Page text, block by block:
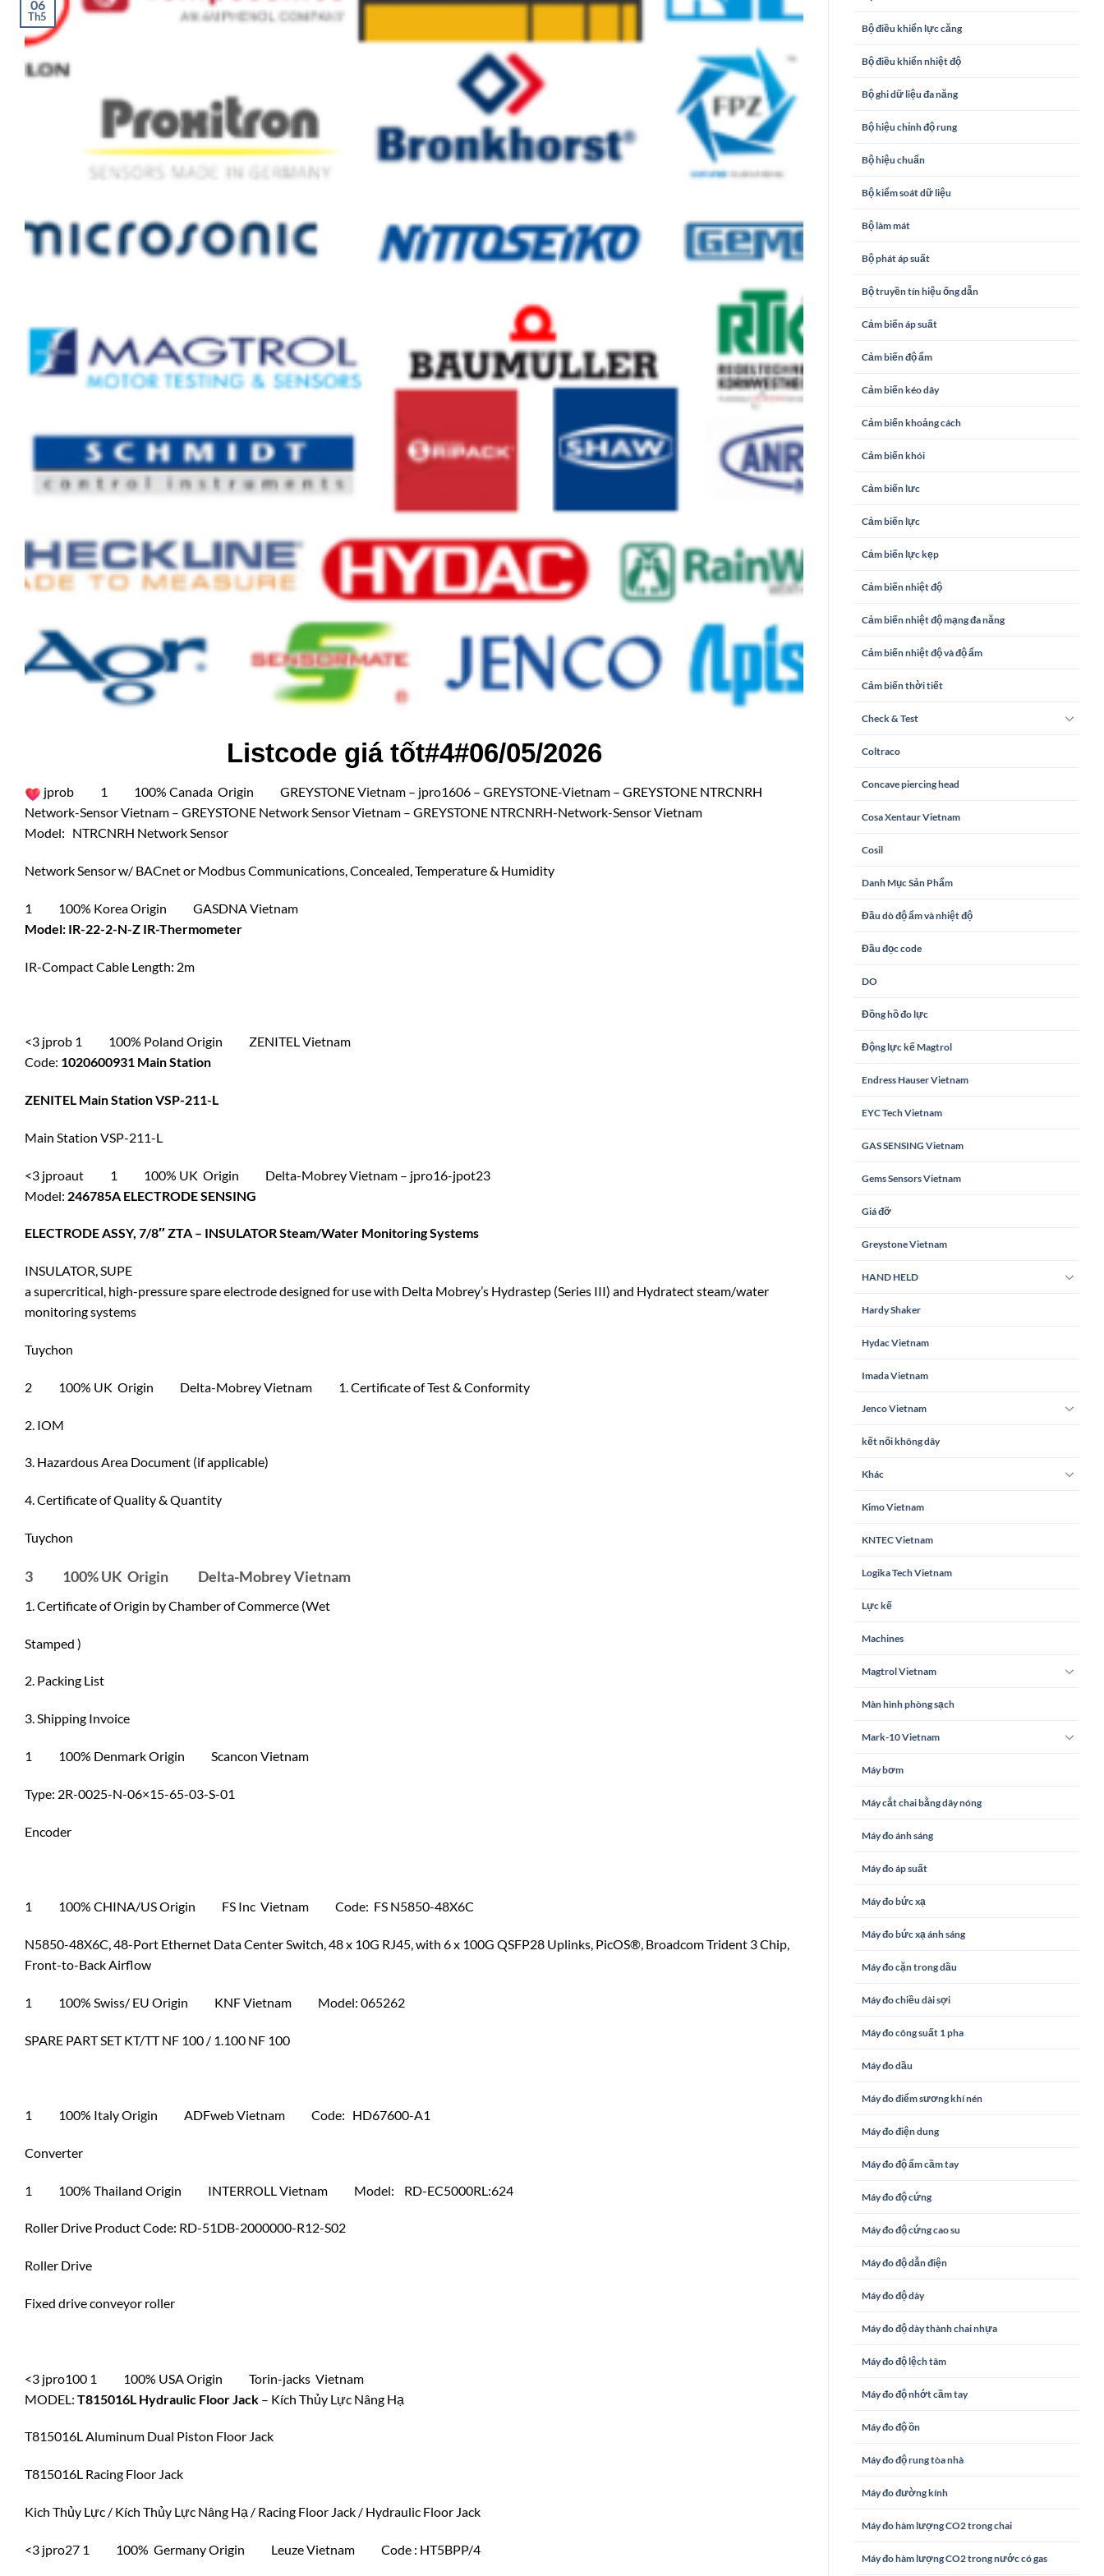
06
Th5
Listcode giá tốt#4#06/05/2026
jprob 1 100% Canada Origin GREYSTONE Vietnam – jpro1606 – GREYSTONE-Vietnam – GREYSTONE NTRCNRH
Network-Sensor Vietnam – GREYSTONE Network Sensor Vietnam – GREYSTONE NTRCNRH-Network-Sensor Vietnam
Model: NTRCNRH Network Sensor
Network Sensor w/ BACnet or Modbus Communications, Concealed, Temperature & Humidity
1 100% Korea Origin GASDNA Vietnam
Model: IR-22-2-N-Z IR-Thermometer
IR-Compact Cable Length: 2m
<3 jprob 1 100% Poland Origin ZENITEL Vietnam
Code: 1020600931 Main Station
ZENITEL Main Station VSP-211-L
Main Station VSP-211-L
<3 jproaut 1 100% UK Origin Delta-Mobrey Vietnam – jpro16-jpot23
Model: 246785A ELECTRODE SENSING
ELECTRODE ASSY, 7/8″ ZTA – INSULATOR Steam/Water Monitoring Systems
INSULATOR, SUPE
a supercritical, high-pressure spare electrode designed for use with Delta Mobrey’s Hydrastep (Series III) and Hydratect steam/water
monitoring systems
Tuychon
2 100% UK Origin Delta-Mobrey Vietnam 1. Certificate of Test & Conformity
2. IOM
3. Hazardous Area Document (if applicable)
4. Certificate of Quality & Quantity
Tuychon
3 100% UK Origin Delta-Mobrey Vietnam
1. Certificate of Origin by Chamber of Commerce (Wet
Stamped )
2. Packing List
3. Shipping Invoice
1 100% Denmark Origin Scancon Vietnam
Type: 2R-0025-N-06×15-65-03-S-01
Encoder
1 100% CHINA/US Origin FS Inc Vietnam Code: FS N5850-48X6C
N5850-48X6C, 48-Port Ethernet Data Center Switch, 48 x 10G RJ45, with 6 x 100G QSFP28 Uplinks, PicOS®, Broadcom Trident 3 Chip,
Front-to-Back Airflow
1 100% Swiss/ EU Origin KNF Vietnam Model: 065262
SPARE PART SET KT/TT NF 100 / 1.100 NF 100
1 100% Italy Origin ADFweb Vietnam Code: HD67600-A1
Converter
1 100% Thailand Origin INTERROLL Vietnam Model: RD-EC5000RL:624
Roller Drive Product Code: RD-51DB-2000000-R12-S02
Roller Drive
Fixed drive conveyor roller
<3 jpro100 1 100% USA Origin Torin-jacks Vietnam
MODEL: T815016L Hydraulic Floor Jack – Kích Thủy Lực Nâng Hạ
T815016L Aluminum Dual Piston Floor Jack
T815016L Racing Floor Jack
Kich Thủy Lực / Kích Thủy Lực Nâng Hạ / Racing Floor Jack / Hydraulic Floor Jack
<3 jpro27 1 100% Germany Origin Leuze Vietnam Code : HT5BPP/4
Bộ điều khiển lực căng
Bộ điều khiển nhiệt độ
Bộ ghi dữ liệu đa năng
Bộ hiệu chỉnh độ rung
Bộ hiệu chuẩn
Bộ kiểm soát dữ liệu
Bộ làm mát
Bộ phát áp suất
Bộ truyền tín hiệu ống dẫn
Cảm biến áp suất
Cảm biến độ ẩm
Cảm biến kéo dây
Cảm biến khoảng cách
Cảm biến khói
Cảm biến lưc
Cảm biến lực
Cảm biến lực kẹp
Cảm biến nhiệt độ
Cảm biến nhiệt độ mạng đa năng
Cảm biến nhiệt độ và độ ẩm
Cảm biến thời tiết
Check & Test
Coltraco
Concave piercing head
Cosa Xentaur Vietnam
Cosil
Danh Mục Sản Phẩm
Đầu dò độ ẩm và nhiệt độ
Đầu đọc code
DO
Đồng hồ đo lực
Động lực kế Magtrol
Endress Hauser Vietnam
EYC Tech Vietnam
GAS SENSING Vietnam
Gems Sensors Vietnam
Giá đỡ
Greystone Vietnam
HAND HELD
Hardy Shaker
Hydac Vietnam
Imada Vietnam
Jenco Vietnam
kết nối không dây
Khác
Kimo Vietnam
KNTEC Vietnam
Logika Tech Vietnam
Lực kế
Machines
Magtrol Vietnam
Màn hình phòng sạch
Mark-10 Vietnam
Máy bơm
Máy cắt chai bằng dây nóng
Máy đo ánh sáng
Máy đo áp suất
Máy đo bức xạ
Máy đo bức xạ ánh sáng
Máy đo cặn trong dầu
Máy đo chiều dài sợi
Máy đo công suất 1 pha
Máy đo dầu
Máy đo điểm sương khí nén
Máy đo điện dung
Máy đo độ ẩm cầm tay
Máy đo độ cứng
Máy đo độ cứng cao su
Máy đo độ dẫn điện
Máy đo độ dày
Máy đo độ dày thành chai nhựa
Máy đo độ lệch tâm
Máy đo độ nhớt cầm tay
Máy đo độ ồn
Máy đo độ rung tòa nhà
Máy đo đường kính
Máy đo hàm lượng CO2 trong chai
Máy đo hàm lượng CO2 trong nước có gas